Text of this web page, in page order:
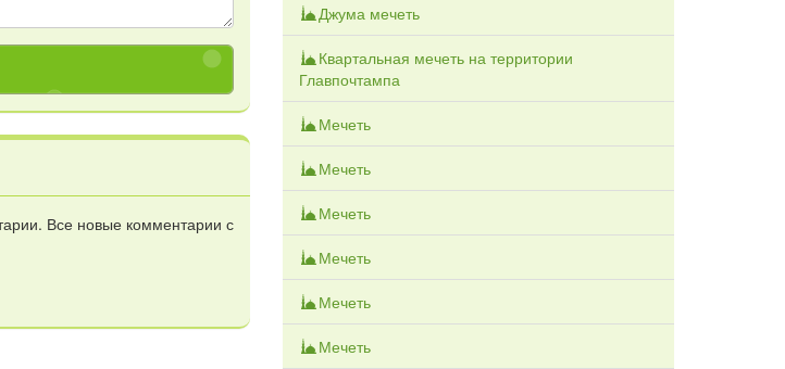
Все новые комментарии с
Джума мечеть
Квартальная мечеть на территории
Главпочтампа
Мечеть
Мечеть
Мечеть
Мечеть
Мечеть
Мечеть